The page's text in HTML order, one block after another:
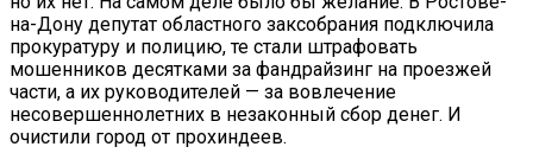
на-Дону депутат областного заксобрания подключила
прокуратуру и полицию, те стали штрафовать
мошенников десятками за фандрайзинг на проезжей
части, а их руководителей — за вовлечение
несовершеннолетних в незаконный сбор денег. И
очистили город от прохиндеев.